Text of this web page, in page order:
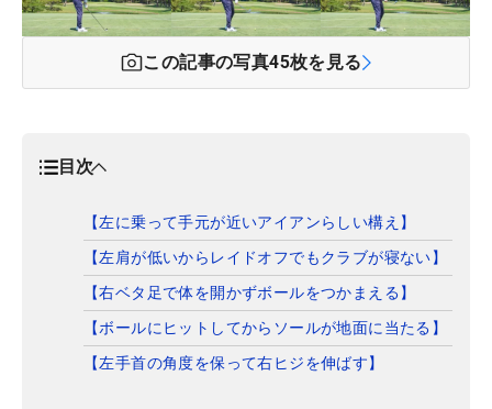
この記事の写真45枚を見る
目次
【左に乗って手元が近いアイアンらしい構え】
【左肩が低いからレイドオフでもクラブが寝ない】
【右ベタ足で体を開かずボールをつかまえる】
【ボールにヒットしてからソールが地面に当たる】
【左手首の角度を保って右ヒジを伸ばす】